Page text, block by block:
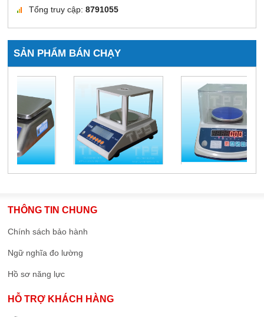
Tổng truy cập:8791055
SẢN PHẨM BÁN CHẠY
THÔNG TIN CHUNG
Chính sách bảo hành
Ngữ nghĩa đo lường
Hồ sơ năng lực
HỖ TRỢ KHÁCH HÀNG